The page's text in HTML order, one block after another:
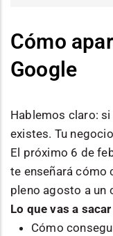
Cómo
Google
Hablemos claro:
existes. Tu
El próximo 6 de
te enseñará cómo
pleno agosto a un
Lo que vas a
Cómo